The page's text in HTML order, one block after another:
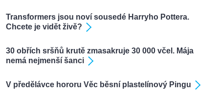
Transformers jsou noví sousedé Harryho Pottera.
Chcete je vidět živě?
30 obřích sršňů krutě zmasakruje 30 000 včel. Mája
nemá nejmenší šanci
V předělávce hororu Věc běsní plastelínový Pingu